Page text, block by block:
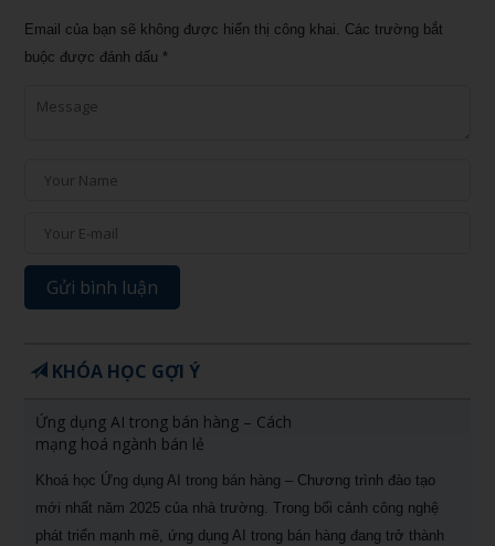
Email của bạn sẽ không được hiển thị công khai.
Các trường bắt
buộc được đánh dấu *
KHÓA HỌC GỢI Ý
Ứng dụng AI trong bán hàng – Cách
mạng hoá ngành bán lẻ
Khoá học Ứng dụng AI trong bán hàng – Chương trình đào tạo
mới nhất năm 2025 của nhà trường. Trong bối cảnh công nghệ
phát triển mạnh mẽ, ứng dụng AI trong bán hàng đang trở thành